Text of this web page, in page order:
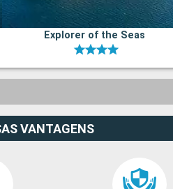
Explorer of the Seas
VANTAGENS